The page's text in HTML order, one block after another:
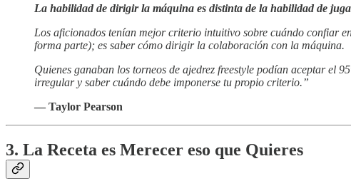
La habilidad de dirigir la máquina es distinta de la habilidad de
Los aficionados tenían mejor criterio intuitivo sobre cuándo confiar
forma parte); es saber cómo dirigir la colaboración con la máquina.
Quienes ganaban los torneos de ajedrez freestyle podían aceptar el
irregular y saber cuándo debe imponerse tu propio criterio.”
— Taylor Pearson
3. La Receta es Merecer eso que Quieres